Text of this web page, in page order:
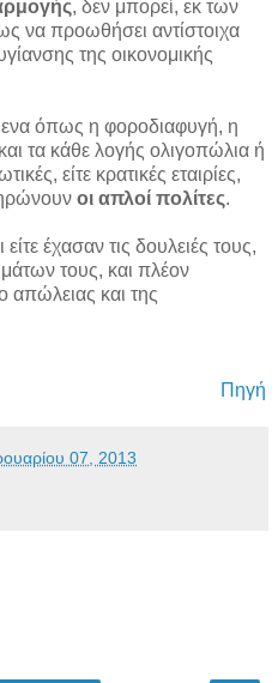
, δεν μπορεί, εκ των
να προωθήσει αντίστοιχα
της οικονομικής
όπως η φοροδιαφυγή, η
τα κάθε λογής ολιγοπώλια ή
είτε κρατικές εταιρίες,
οι απλοί πολίτες.
έχασαν τις δουλειές τους,
τους, και πλέον
απώλειας και της
Πηγή
07, 2013